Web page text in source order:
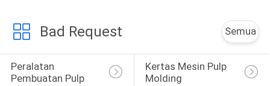
Bad Request Semua
Peralatan
Pembuatan Pulp
Kertas Mesin Pulp
Molding